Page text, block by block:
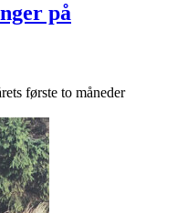
på
første to måneder